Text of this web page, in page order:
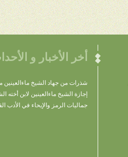
أخر الأخبار و
شذرات من جهاد الشيخ ماءالعينين
إجازة الشيخ ماءالعينين لابن أخته
جماليات الرمز والإيحاء في الأدب